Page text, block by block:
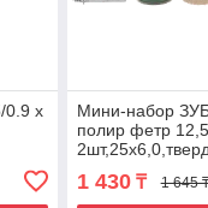
0.9 х
Мини-набор
полир фетр
1 430₸ 1 645